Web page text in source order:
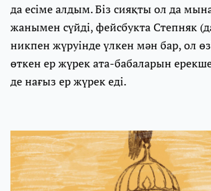
да есіме алдым. Біз сияқты ол да
жанымен сүйді, фейсбукта Степняк
никпен жүруінде үлкен мән бар, ол
өткен ер жүрек ата-бабаларын
де нағыз ер жүрек еді.